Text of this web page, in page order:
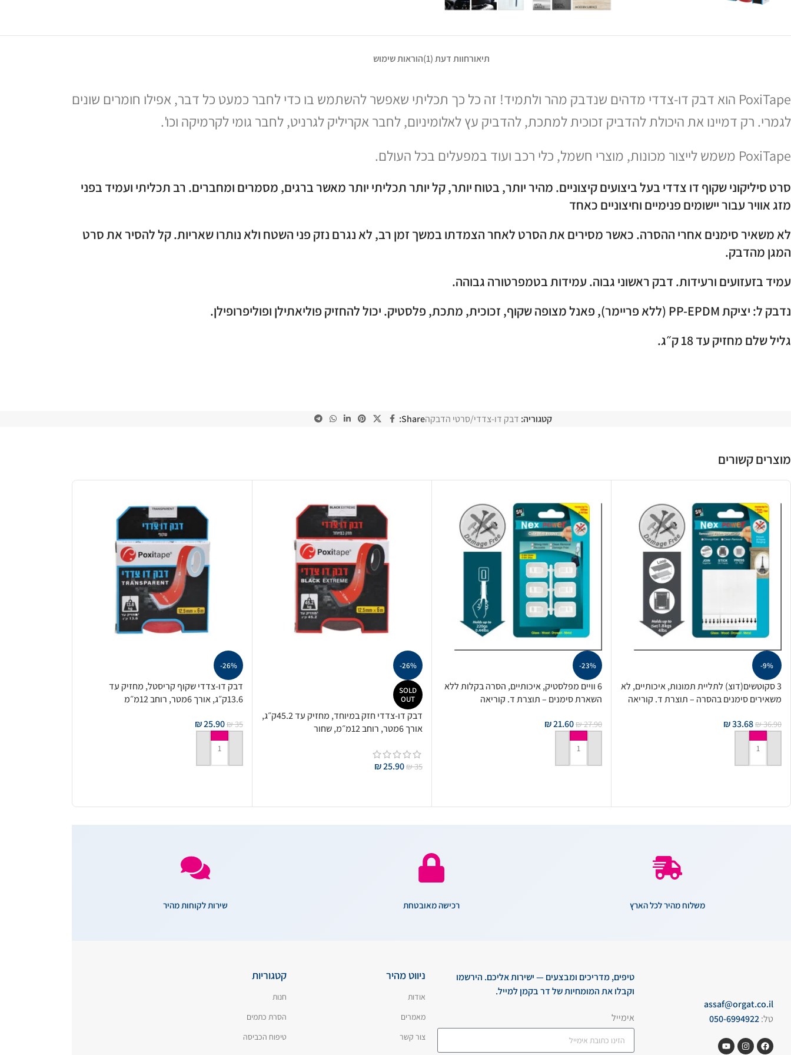
תיאורחוות דעת (1) הוראות שימוש
PoxiTape הוא דבק דו-צדדי מדהים שנדבק מהר ולתמיד! זה כל כך תכליתי שאפשר להשתמש בו כדי לחבר כמעט כל דבר, אפילו חומרים שונים
לגמרי. רק דמיינו את היכולת להדביק זכוכית למתכת, להדביק עץ לאלומיניום, לחבר אקריליק לגרניט, לחבר גומי לקרמיקה וכו'.
PoxiTape משמש לייצור מכונות, מוצרי חשמל, כלי רכב ועוד במפעלים בכל העולם.
סרט סיליקוני שקוף דו צדדי בעל ביצועים קיצוניים. מהיר יותר, בטוח יותר, קל יותר תכליתי יותר מאשר ברגים, מסמרים ומחברים. רב תכליתי ועמיד בפני
מזג אוויר עבור יישומים פנימיים וחיצוניים כאחד
לא משאיר סימנים אחרי ההסרה. כאשר מסירים את הסרט לאחר הצמדתו במשך זמן רב, לא נגרם נזק פני השטח ולא נותרו שאריות. קל להסיר את סרט
המגן מהדבק.
עמיד בזעזועים ורעידות. דבק ראשוני גבוה. עמידות בטמפרטורה גבוהה.
נדבק ל: יציקת PP-EPDM (ללא פריימר), פאנל מצופה שקוף, זכוכית, מתכת, פלסטיק. יכול להחזיק פוליאתילן ופוליפרופילן.
גליל שלם מחזיק עד 18 ק״ג.
קטגוריה: דבק דו-צדדי/סרטי הדבקהShare:
מוצרים קשורים
-9%
3 סקוטשים(דוצ) לתליית תמונות, איכותיים, לא
משאירים סימנים בהסרה – תוצרת ד. קוריאה
₪36.90
₪33.68
הוספה לסל
-23%
6 וויים מפלסטיק, איכותיים, הסרה בקלות ללא
השארת סימנים – תוצרת ד. קוריאה
₪27.90
₪21.60
הוספה לסל
-26%
SOLD
OUT
דבק דו-צדדי חזק במיוחד, מחזיק עד 45.2ק״ג,
אורך 6מטר, רוחב 12מ״מ, שחור
₪35
₪25.90
-26%
דבק דו-צדדי שקוף קריסטל, מחזיק עד
13.6ק״ג, אורך 6מטר, רוחב 12מ״מ
₪35
₪25.90
הוספה לסל
משלוח מהיר לכל הארץ רכישה מאובטחת שירות לקוחות מהיר
assaf@orgat.co.il
טל:050-6994922
טיפים, מדריכים ומבצעים — ישירות אליכם. הירשמו
וקבלו את המומחיות של דר בקמן למייל.
אימייל
ניווט מהיר
אודות
מאמרים
צור קשר
קטגוריות
חנות
הסרת כתמים
טיפוח הכביסה